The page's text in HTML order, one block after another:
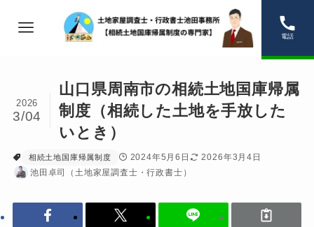
電話
山口県周南市の相続土地国庫帰属
制度（相続した土地を手放した
いとき）
2026
3/04
相続土地国庫帰属制度 2024年5月6日
2026年3月4日
池田卓司（土地家屋調査士・行政書士）